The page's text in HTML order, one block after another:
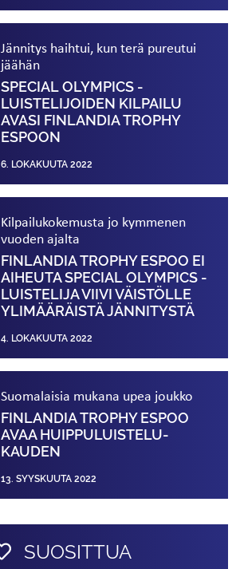
Jännitys haihtui, kun terä pureutui
jäähän
SPECIAL OLYMPICS -
LUISTELIJOIDEN KILPAILU
AVASI FINLANDIA TROPHY
ESPOON
6. LOKAKUUTA 2022
Kilpailukokemusta jo kymmenen
vuoden ajalta
FINLANDIA TROPHY ESPOO EI
AIHEUTA SPECIAL OLYMPICS -
LUISTELIJA VIIVI VÄISTÖLLE
YLIMÄÄRÄISTÄ JÄNNITYSTÄ
4. LOKAKUUTA 2022
Suomalaisia mukana upea joukko
FINLANDIA TROPHY ESPOO
AVAA HUIPPU­LUISTELU­
KAUDEN
13. SYYSKUUTA 2022
SUOSITTUA